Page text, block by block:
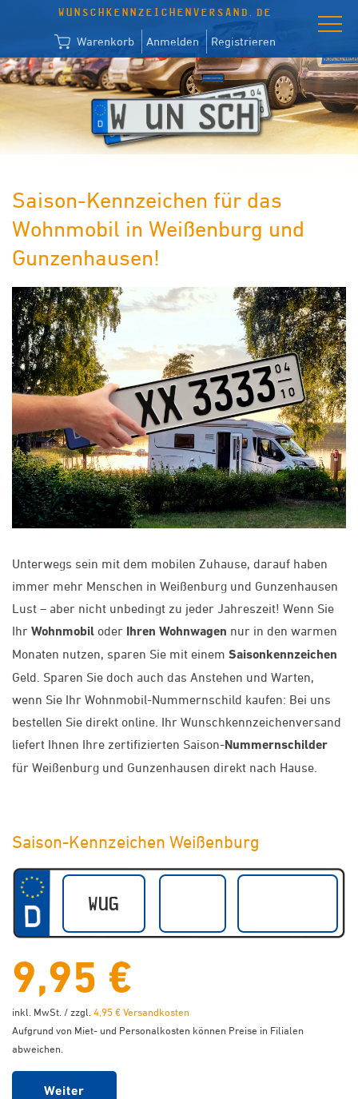
WUNSCHKENNZEICHENVERSAND.DE
Warenkorb Anmelden Registrieren
Saison-Kennzeichen für das
Wohnmobil in Weißenburg und
Gunzenhausen!
Unterwegs sein mit dem mobilen Zuhause, darauf haben
immer mehr Menschen in Weißenburg und Gunzenhausen
Lust – aber nicht unbedingt zu jeder Jahreszeit! Wenn Sie
Ihr Wohnmobil oder Ihren Wohnwagen nur in den warmen
Monaten nutzen, sparen Sie mit einem Saisonkennzeichen
Geld. Sparen Sie doch auch das Anstehen und Warten,
wenn Sie Ihr Wohnmobil-Nummernschild kaufen: Bei uns
bestellen Sie direkt online. Ihr Wunschkennzeichenversand
liefert Ihnen Ihre zertifizierten Saison-Nummernschilder
für Weißenburg und Gunzenhausen direkt nach Hause.
Saison-Kennzeichen Weißenburg
9,95 €
inkl. MwSt. / zzgl. 4,95 € Versandkosten
Aufgrund von Miet- und Personalkosten können Preise in Filialen
abweichen.
Weiter